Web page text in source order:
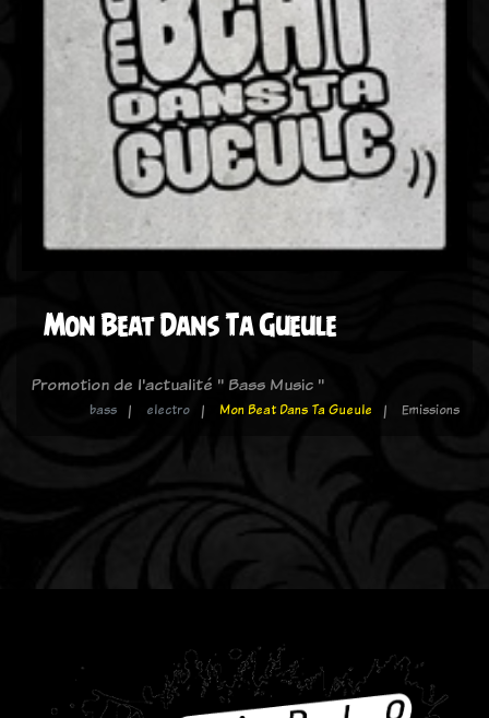
Mon Beat Dans Ta Gueule
Promotion de l'actualité " Bass Music "
bass electro Mon Beat Dans Ta Gueule Emissions